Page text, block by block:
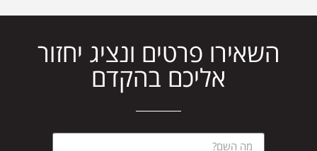
השאירו פרטים ונציג יחזור
אליכם בהקדם